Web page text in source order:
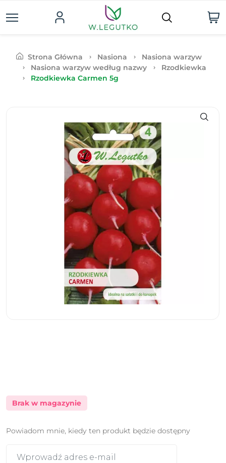
Strona Główna Nasiona
Nasiona warzyw
Nasiona warzyw według nazwy
Rzodkiewka
Rzodkiewka Carmen 5g
Brak w magazynie
Powiadom mnie, kiedy ten produkt będzie dostępny